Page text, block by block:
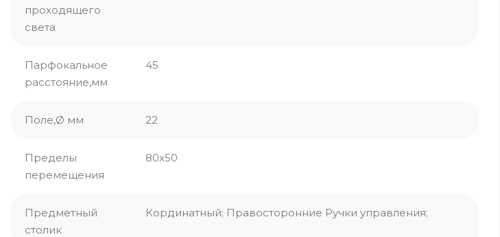
проходящего
света
Парфокальное
расстояние,мм
45
Поле,Ø мм 22
Пределы
перемещения
80х50
Предметный
столик
Кординатный; Правосторонние Ручки управления;